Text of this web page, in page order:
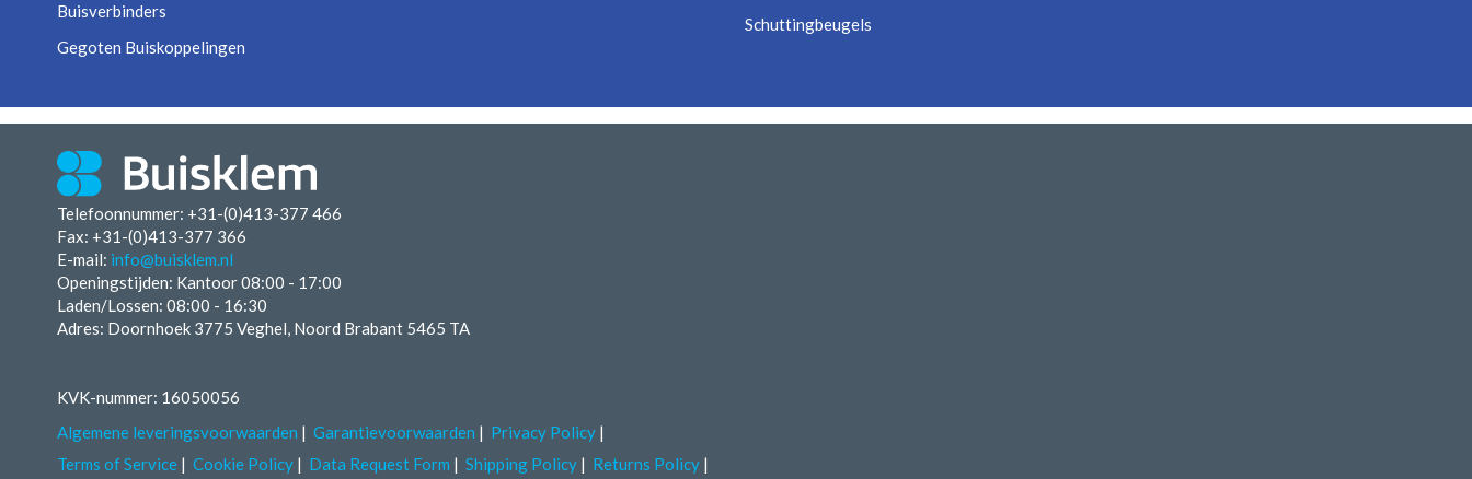
Buisverbinders
Gegoten Buiskoppelingen
Schuttingbeugels
Telefoonnummer: +31-(0)413-377 466
Fax: +31-(0)413-377 366
E-mail: info@buisklem.nl
Openingstijden: Kantoor 08:00 - 17:00
Laden/Lossen: 08:00 - 16:30
Adres: Doornhoek 3775 Veghel, Noord Brabant 5465 TA
KVK-nummer: 16050056
Algemene leveringsvoorwaarden
Garantievoorwaarden
Privacy Policy
Terms of Service
Cookie Policy Data Request Form Shipping Policy Returns Policy